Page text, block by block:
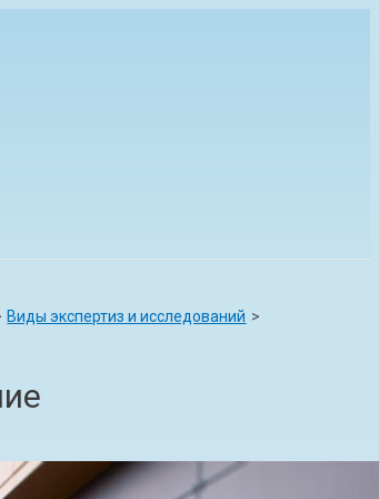
Виды экспертиз и исследований